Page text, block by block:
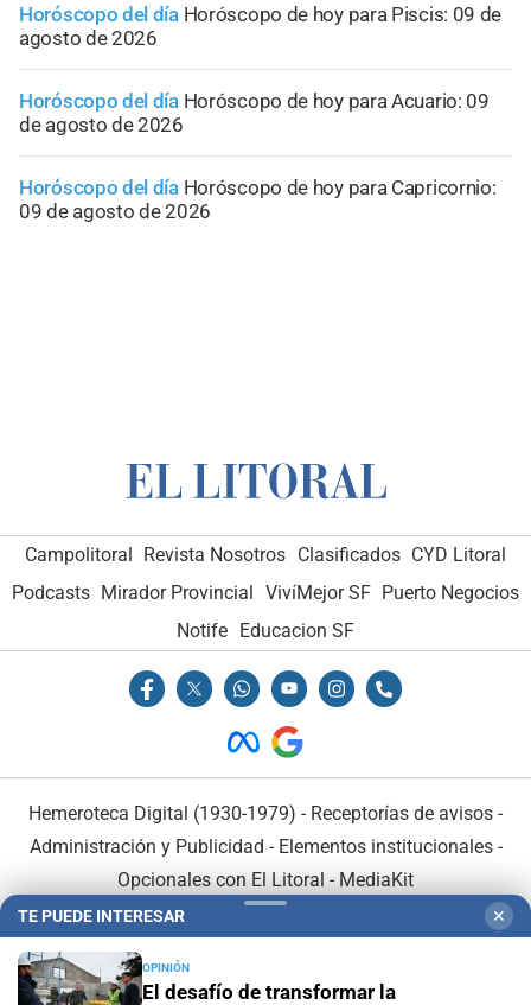
Horóscopo del día Horóscopo de hoy para Piscis: 09 de
agosto de 2026
Horóscopo del día Horóscopo de hoy para Acuario: 09
de agosto de 2026
Horóscopo del día Horóscopo de hoy para Capricornio:
09 de agosto de 2026
Campolitoral Revista Nosotros Clasificados CYD Litoral
Podcasts Mirador Provincial VivíMejor SF Puerto Negocios
Notife
Educacion SF
Hemeroteca Digital (1930-1979) - Receptorías de avisos -
Administración y Publicidad - Elementos institucionales-
Opcionales con El Litoral - MediaKit
TE PUEDE INTERESAR ✕
OPINIÓN
El desafío de transformar la